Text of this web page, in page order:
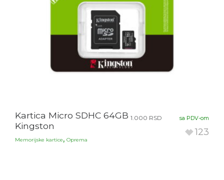
Kartica Micro SDHC 64GB
Kingston
Memorijske kartice, Oprema
1.000 RSD sa PDV-om
123